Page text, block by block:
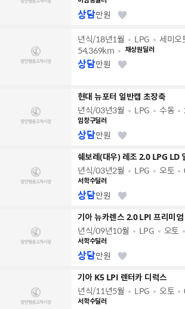
상담만원
년식/18년1월
LPG 세미오
54,369km
채상원딜러
상담만원
현대 뉴포터 일반캡 초장축
년식/03년3월 LPG 수동
임창구딜러
상담만원
쉐보레(대우) 레조 2.0 LPG LD
년식/03년2월 LPG 오토
서학수딜러
상담만원
기아 뉴카렌스 2.0 LPI 프리미엄
년식/09년10월 LPG 오토
서학수딜러
상담만원
기아 K5 LPI 렌터카 디럭스
년식/11년5월 LPG 오토
서학수딜러